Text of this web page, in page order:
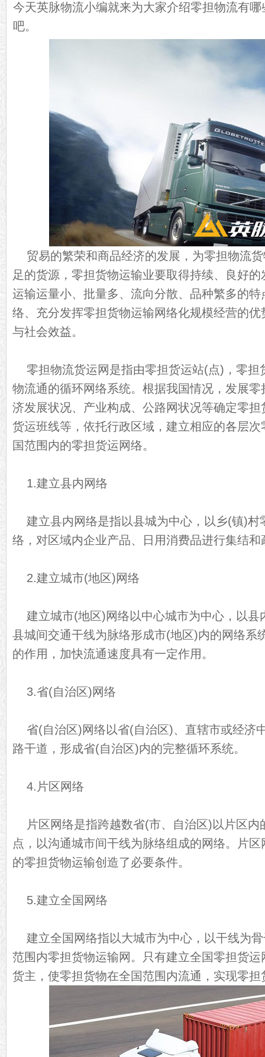
今天英脉物流小编就来为大家介绍零担物流有
吧。
贸易的繁荣和商品经济的发展，为零担物流
足的货源，零担货物运输业要取得持续、良好
运输运量小、批量多、流向分散、品种繁多的
络、充分发挥零担货物运输网络化规模经营的
与社会效益。
零担物流货运网是指由零担货运站(点)，零
物流通的循环网络系统。根据我国情况，发展
济发展状况、产业构成、公路网状况等确定零
货运班线等，依托行政区域，建立相应的各层
国范围内的零担货运网络。
1.建立县内网络
建立县内网络是指以县城为中心，以乡(镇)村
络，对区域内企业产品、日用消费品进行集结和
2.建立城市(地区)网络
建立城市(地区)网络以中心城市为中心，以县
县城间交通干线为脉络形成市(地区)内的网络系
的作用，加快流通速度具有一定作用。
3.省(自治区)网络
省(自治区)网络以省(自治区)、直辖市或经济
路干道，形成省(自治区)内的完整循环系统。
4.片区网络
片区网络是指跨越数省(市、自治区)以片区
点，以沟通城市间干线为脉络组成的网络。片
的零担货物运输创造了必要条件。
5.建立全国网络
建立全国网络指以大城市为中心，以干线为
范围内零担货物运输网。只有建立全国零担货
货主，使零担货物在全国范围内流通，实现零